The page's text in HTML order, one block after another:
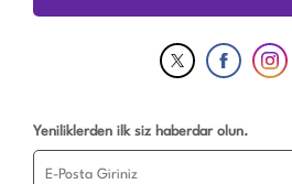
Yeniliklerden ilk siz haberdar olun.